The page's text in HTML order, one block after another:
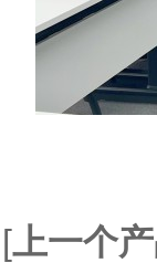
[上一个